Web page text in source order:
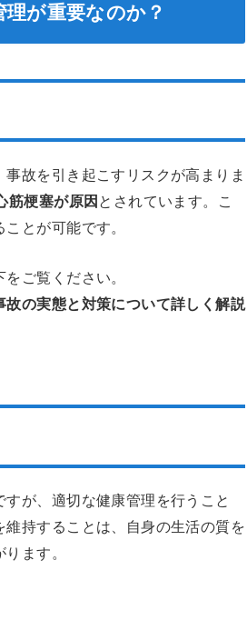
が重要なのか？
故を引き起こすリスクが高まりま
筋梗塞が原因 とされています​。こ
とが可能です。
ご覧ください。
故の実態と対策について詳しく解説
が、適切な健康管理を行うこと
持することは、自身の生活の質を
ます。